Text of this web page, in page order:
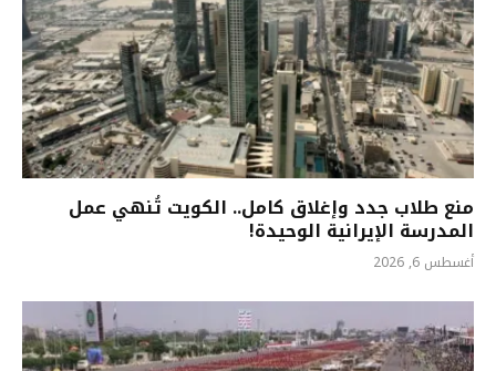
منع طلاب جدد وإغلاق كامل.. الكويت تُنهي عمل
المدرسة الإيرانية الوحيدة!
أغسطس 6, 2026